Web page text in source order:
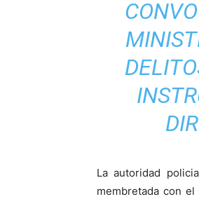
La autoridad
membretada con